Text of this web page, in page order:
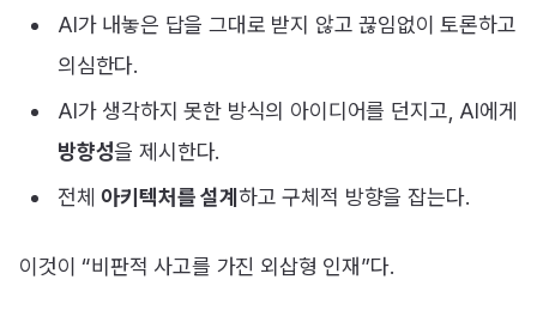
AI가 내놓은 답을 그대로 받지 않고 끊임없이 토론하고
의심한다.
AI가 생각하지 못한 방식의 아이디어를 던지고, AI에게
방향성을 제시한다.
전체아키텍처를 설계 하고 구체적 방향을 잡는다.
이것이 “비판적 사고를 가진 외삽형 인재”다.